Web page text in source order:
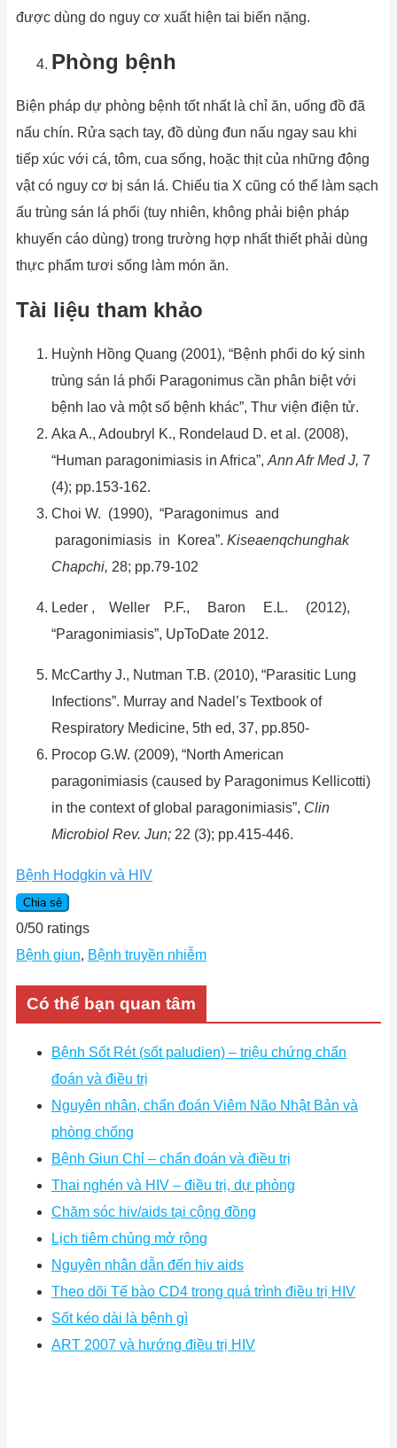
được dùng do nguy cơ xuất hiện tai biến nặng.
Phòng bệnh
Biện pháp dự phòng bệnh tốt nhất là chỉ ăn, uống đồ đã
nấu chín. Rửa sạch tay, đồ dùng đun nấu ngay sau khi
tiếp xúc với cá, tôm, cua sống, hoặc thịt của những động
vật có nguy cơ bị sán lá. Chiếu tia X cũng có thể làm sạch
ấu trùng sán lá phổi (tuy nhiên, không phải biện pháp
khuyến cáo dùng) trong trường hợp nhất thiết phải dùng
thực phẩm tươi sống làm món ăn.
Tài liệu tham khảo
Huỳnh Hồng Quang (2001), “Bệnh phổi do ký sinh
trùng sán lá phổi Paragonimus cần phân biệt với
bệnh lao và một số bệnh khác”, Thư viện điện tử.
Aka A., Adoubryl K., Rondelaud D. et al. (2008),
“Human paragonimiasis in Africa”, Ann Afr Med J, 7
(4); pp.153-162.
Choi W. (1990), “Paragonimus and
paragonimiasis in Korea”. Kiseaenqchunghak
Chapchi, 28; pp.79-102
Leder , Weller P.F., Baron E.L. (2012),
“Paragonimiasis”, UpToDate 2012.
McCarthy J., Nutman T.B. (2010), “Parasitic Lung
Infections”. Murray and Nadel’s Textbook of
Respiratory Medicine, 5th ed, 37, pp.850-
Procop G.W. (2009), “North American
paragonimiasis (caused by Paragonimus Kellicotti)
in the context of global paragonimiasis”, Clin
Microbiol Rev. Jun; 22 (3); pp.415-446.
Bệnh Hodgkin và HIV
Chia sẻ
0/50 ratings
Bệnh giun, Bệnh truyền nhiễm
Có thể bạn quan tâm
Bệnh Sốt Rét (sốt paludien) – triệu chứng chẩn
đoán và điều trị
Nguyên nhân, chẩn đoán Viêm Não Nhật Bản và
phòng chống
Bệnh Giun Chỉ – chẩn đoán và điều trị
Thai nghén và HIV – điều trị, dự phòng
Chăm sóc hiv/aids tại cộng đồng
Lịch tiêm chủng mở rộng
Nguyên nhân dẫn đến hiv aids
Theo dõi Tế bào CD4 trong quá trình điều trị HIV
Sốt kéo dài là bệnh gì
ART 2007 và hướng điều trị HIV